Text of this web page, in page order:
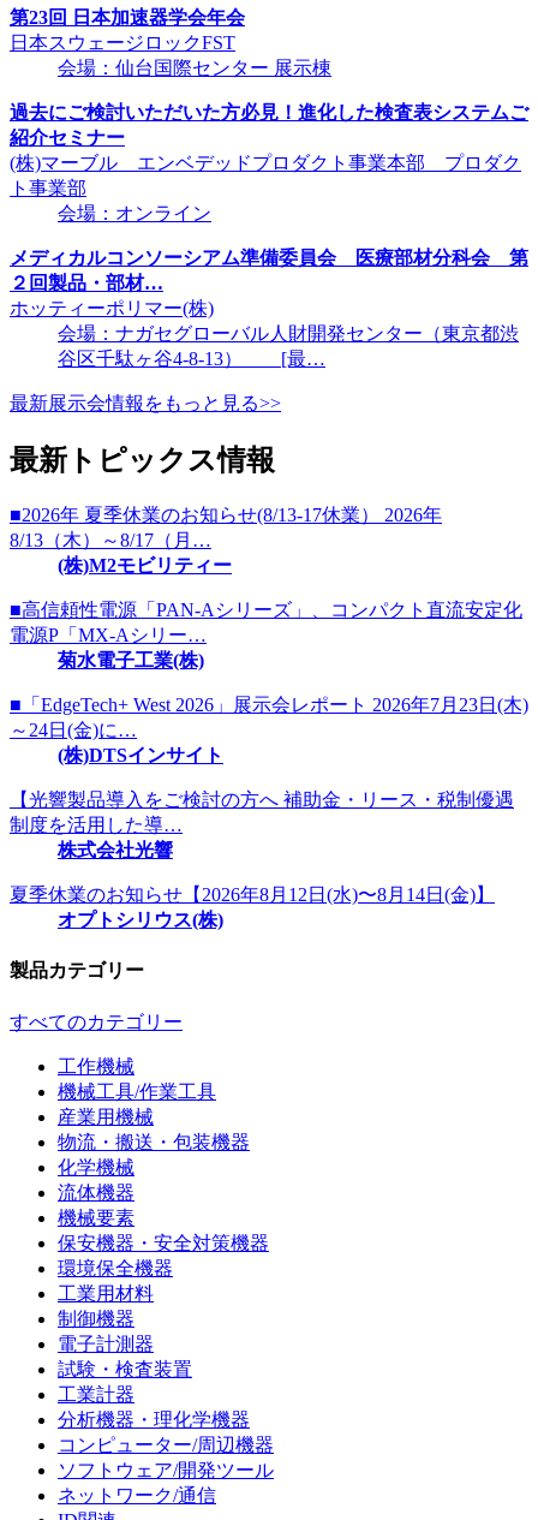
第23回 日本加速器学会年会
日本スウェージロックFST
会場：仙台国際センター 展示棟
過去にご検討いただいた方必見！進化した検査表システムご
紹介セミナー
(株)マーブル エンベデッドプロダクト事業本部 プロダク
ト事業部
会場：オンライン
メディカルコンソーシアム準備委員会 医療部材分科会 第
２回製品・部材…
ホッティーポリマー(株)
会場：ナガセグローバル人財開発センター（東京都渋
谷区千駄ヶ谷4-8-13） [最…
最新展示会情報をもっと見る>>
最新トピックス情報
■2026年 夏季休業のお知らせ(8/13-17休業） 2026年
8/13（木）～8/17（月…
(株)M2モビリティー
■高信頼性電源「PAN-Aシリーズ」、コンパクト直流安定化
電源P「MX-Aシリー…
菊水電子工業(株)
■「EdgeTech+ West 2026」展示会レポート 2026年7月23日(木)
～24日(金)に…
(株)DTSインサイト
【光響製品導入をご検討の方へ 補助金・リース・税制優遇
制度を活用した導…
株式会社光響
夏季休業のお知らせ【2026年8月12日(水)〜8月14日(金)】
オプトシリウス(株)
製品カテゴリー
すべてのカテゴリー
工作機械
機械工具/作業工具
産業用機械
物流・搬送・包装機器
化学機械
流体機器
機械要素
保安機器・安全対策機器
環境保全機器
工業用材料
制御機器
電子計測器
試験・検査装置
工業計器
分析機器・理化学機器
コンピューター/周辺機器
ソフトウェア/開発ツール
ネットワーク/通信